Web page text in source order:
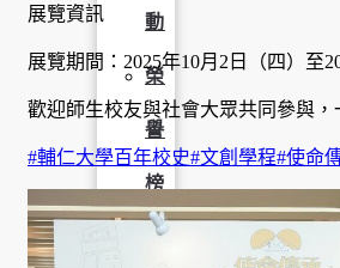
動
榮
譽
榜
獎
展覽資訊
展覽期間：2025年10月2日（四）至
歡迎師生校友與社會大眾共同參與
#輔仁大學百年校史#文創學程#使命